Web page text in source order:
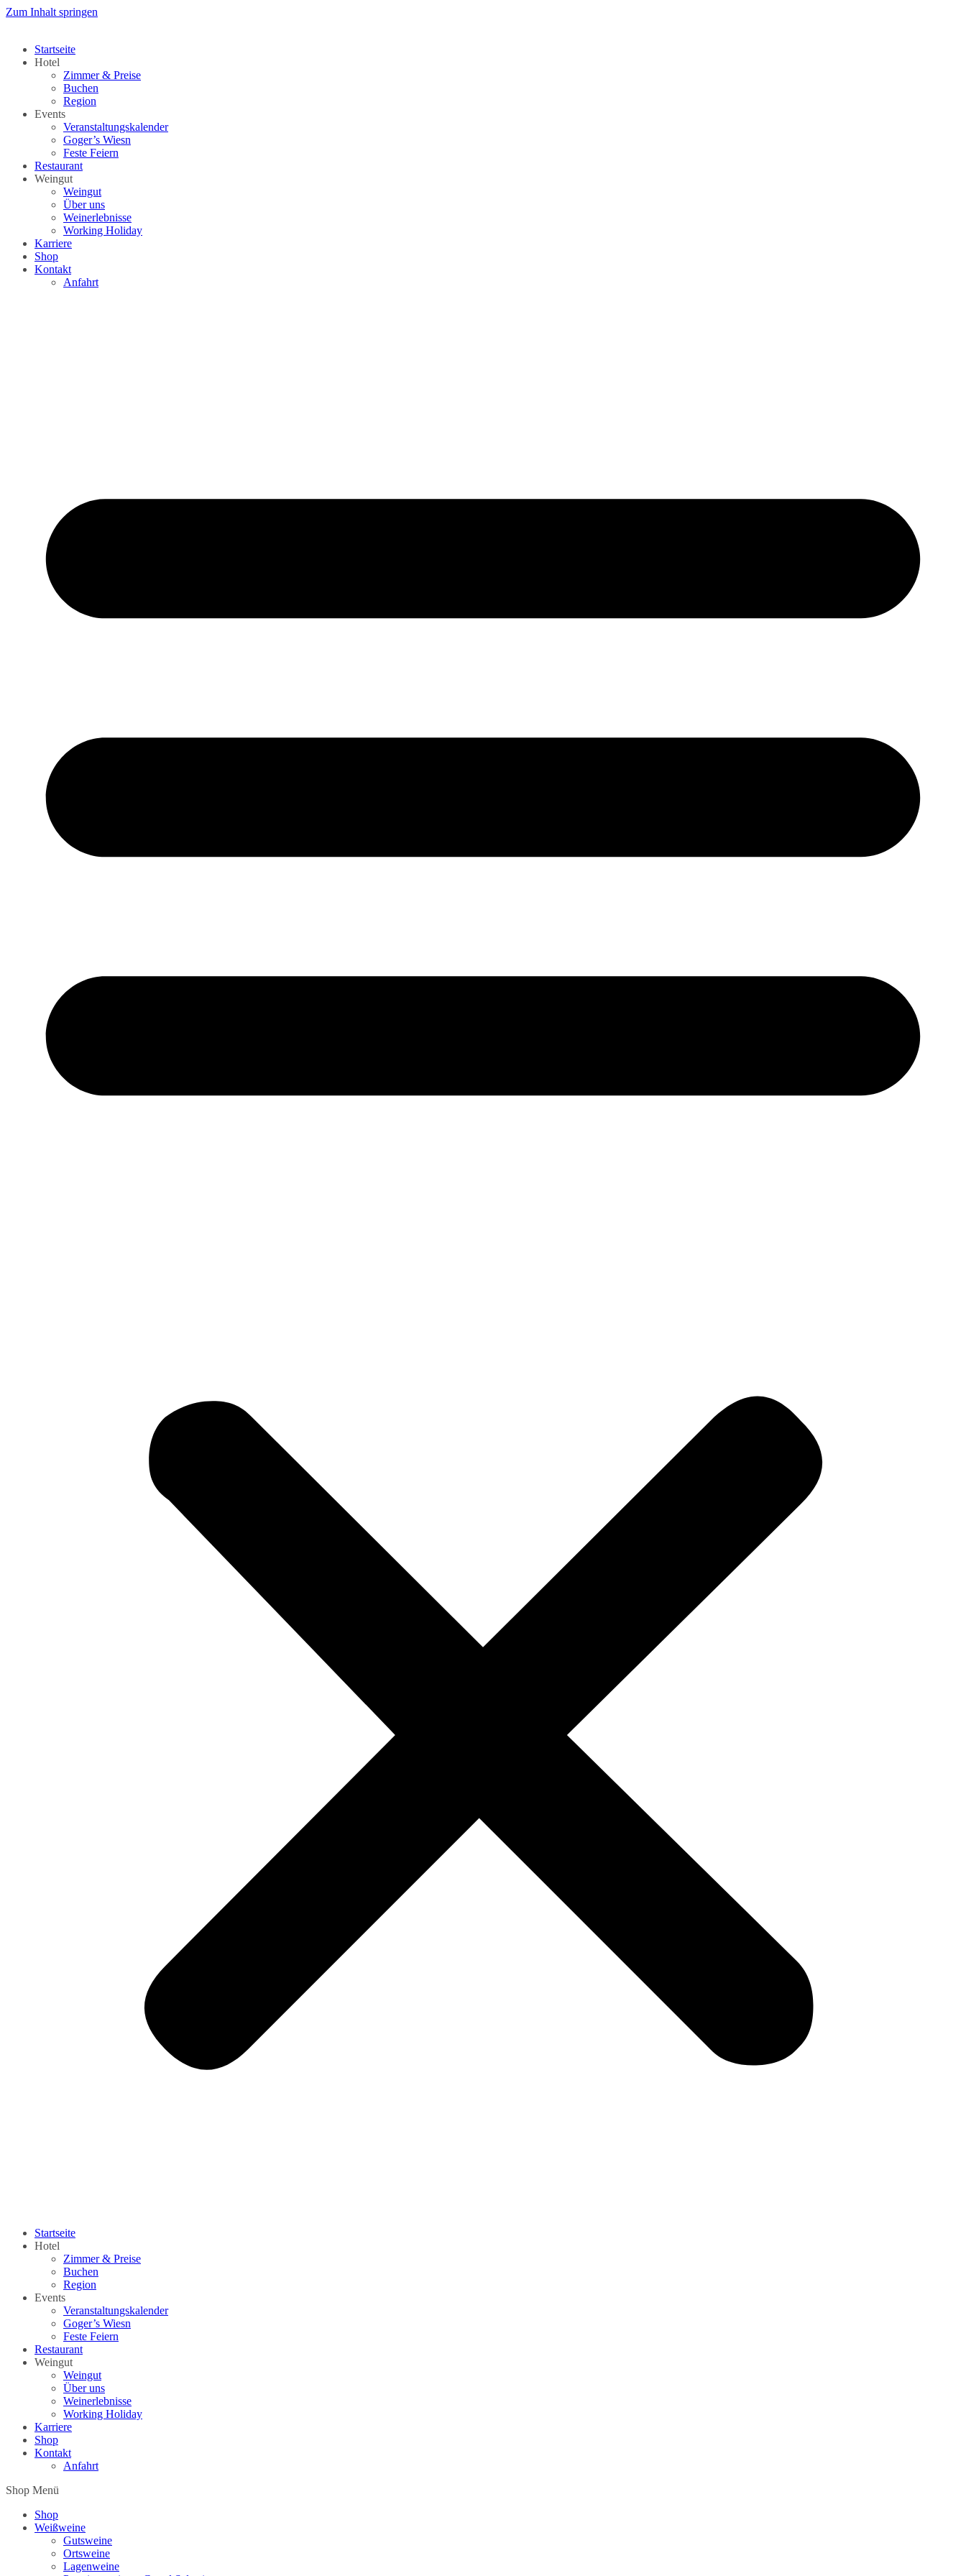
Zum Inhalt springen
Startseite
Hotel
Zimmer & Preise
Buchen
Region
Events
Veranstaltungskalender
Goger’s Wiesn
Feste Feiern
Restaurant
Weingut
Weingut
Über uns
Weinerlebnisse
Working Holiday
Karriere
Shop
Kontakt
Anfahrt
Startseite
Hotel
Zimmer & Preise
Buchen
Region
Events
Veranstaltungskalender
Goger’s Wiesn
Feste Feiern
Restaurant
Weingut
Weingut
Über uns
Weinerlebnisse
Working Holiday
Karriere
Shop
Kontakt
Anfahrt
Shop Menü
Shop
Weißweine
Gutsweine
Ortsweine
Lagenweine